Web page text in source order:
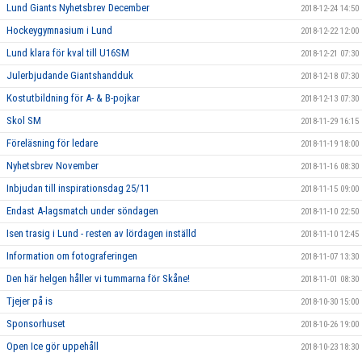
Lund Giants Nyhetsbrev December 2018-12-24 14:50
Hockeygymnasium i Lund 2018-12-22 12:00
Lund klara för kval till U16SM 2018-12-21 07:30
Julerbjudande Giantshandduk 2018-12-18 07:30
Kostutbildning för A- & B-pojkar 2018-12-13 07:30
Skol SM 2018-11-29 16:15
Föreläsning för ledare 2018-11-19 18:00
Nyhetsbrev November 2018-11-16 08:30
Inbjudan till inspirationsdag 25/11 2018-11-15 09:00
Endast A-lagsmatch under söndagen 2018-11-10 22:50
Isen trasig i Lund - resten av lördagen inställd 2018-11-10 12:45
Information om fotograferingen 2018-11-07 13:30
Den här helgen håller vi tummarna för Skåne! 2018-11-01 08:30
Tjejer på is 2018-10-30 15:00
Sponsorhuset 2018-10-26 19:00
Open Ice gör uppehåll 2018-10-23 18:30